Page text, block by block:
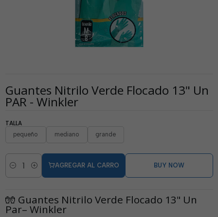
Guantes Nitrilo Verde Flocado 13" Un
PAR - Winkler
TALLA
pequeño mediano grande
Cantidad
AGREGAR AL CARRO BUY NOW
🧤 Guantes Nitrilo Verde Flocado 13" Un
Par– Winkler